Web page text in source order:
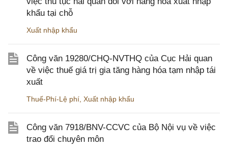
khẩu tại chỗ
Xuất nhập khẩu
Công văn 19280/CHQ-NVTHQ của Cục Hải quan
về việc thuế giá trị gia tăng hàng hóa tạm nhập tái
xuất
Thuế-Phí-Lệ phí Xuất nhập khẩu
Công văn 7918/BNV-CCVC của Bộ Nội vụ về việc
trao đổi chuyên môn